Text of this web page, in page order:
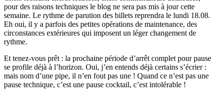
pour des raisons techniques le blog ne sera pas mis à jour cette
semaine. Le rythme de parution des billets reprendra le lundi 18.08.
Eh oui, il y a parfois des petites opérations de maintenance, des
circonstances extérieures qui imposent un léger changement de
rythme.
Et tenez-vous prêt : la prochaine période d’arrêt complet pour pause
se profile déjà à l’horizon. Oui, j’en entends déjà certains s’écrier :
mais nom d’une pipe, il n’en fout pas une ! Quand ce n’est pas une
pause technique, c’est une pause cocktail, c’est intolérable !